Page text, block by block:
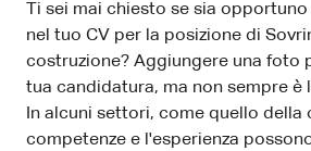
Ti sei mai chiesto se sia
nel tuo CV per la posizione di
costruzione? Aggiungere una foto
tua candidatura, ma non sempre è
In alcuni settori, come quello della
competenze e l'esperienza